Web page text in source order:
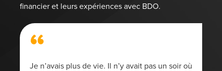
financier et leurs expériences avec BDO.
“
Je n’avais plus de vie. Il n’y avait pas un soir où